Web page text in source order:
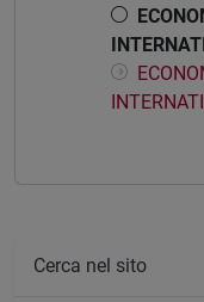
Cerca nel sito